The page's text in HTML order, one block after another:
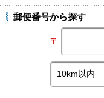
郵便番号から探す
〒